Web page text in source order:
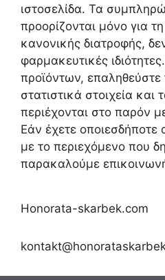
ιστοσελίδα. Τα
προορίζονται μόνο για
κανονικής διατροφής,
φαρμακευτικές
προϊόντων, επαληθεύστε
στατιστικά στοιχεία
περιέχονται στο παρόν
Εάν έχετε οποιεσδήποτε
με το περιεχόμενο που
παρακαλούμε
Honorata-skarbek.com